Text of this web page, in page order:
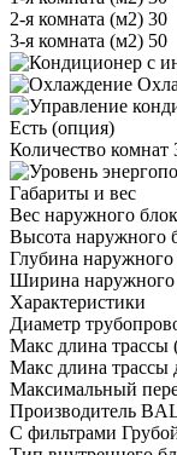
2-я комната (м2) 30
3-я комната (м2) 50
Есть (опция)
Количество комнат
Габариты и вес
Вес наружного
Высота наружного
Глубина
Ширина наружного
Характеристики
Диаметр
Макс длина трассы
Макс длина трассы
Максимальный
Производитель
С фильтрами